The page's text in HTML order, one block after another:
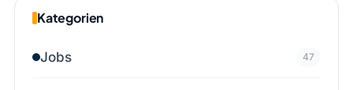
Kategorien
Jobs 47